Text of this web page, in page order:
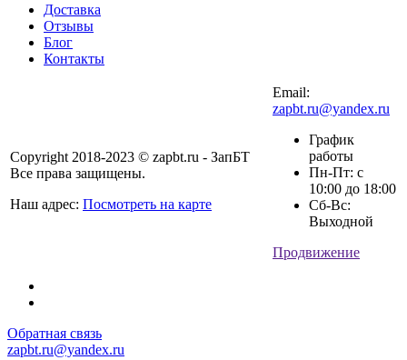
Доставка
Отзывы
Блог
Контакты
Copyright 2018-2023 © zapbt.ru - ЗапБТ
Все права защищены.
Наш адрес: Посмотреть на карте
Email:
zapbt.ru@yandex.ru
График
работы
Пн-Пт: с
10:00 до 18:00
Сб-Вс:
Выходной
Продвижение
Обратная связь
zapbt.ru@yandex.ru